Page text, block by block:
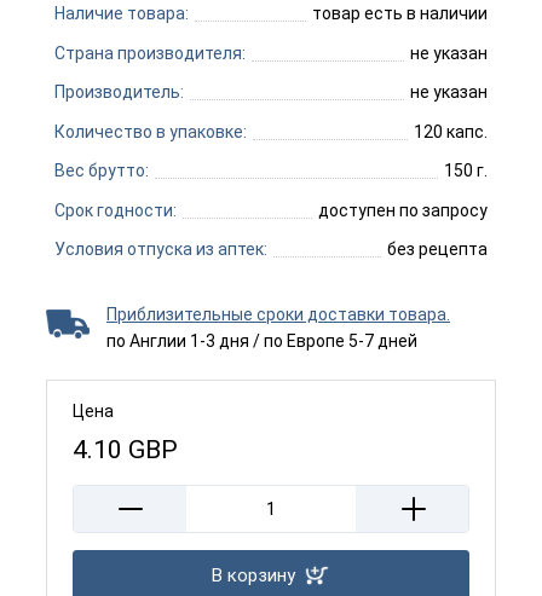
Наличие товара: товар есть в наличии
Страна производителя: не указан
Производитель: не указан
Количество в упаковке: 120 капс.
Вес брутто: 150 г.
Срок годности: доступен по запросу
Условия отпуска из аптек: без рецепта
Приблизительные сроки доставки товара.
по Англии 1-3 дня / по Европе 5-7 дней
Цена
4.10 GBP
В корзину